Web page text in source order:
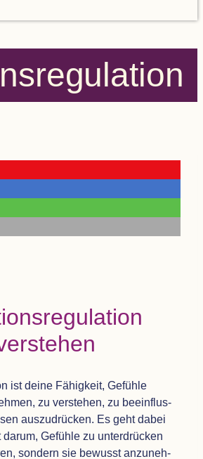
ist deine Fähig­keit, Gefühle
zu ver­ste­hen, zu beein­flus­
aus­zu­drü­cken. Es geht dabei
Gefühle zu unter­drü­cken
son­dern sie bewusst anzu­neh­